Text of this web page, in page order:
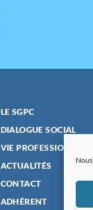
LE SGPC
DIALOGUE SOCIAL
VIE PROFESSIONNELLE
ACTUALITÉS
CONTACT
ADHÉRENT